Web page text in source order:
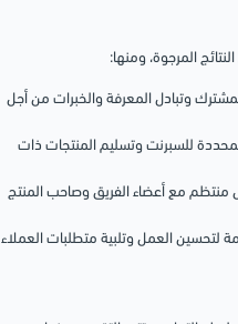
وتبادل المعرفة والخبرات من أجل
للسبرنت وتسليم المنتجات ذات
مع أعضاء الفريق وصاحب المنتج
لتحسين العمل وتلبية متطلبات العملاء